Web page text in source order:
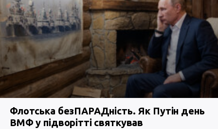
Флотська безПАРАДність. Як Путін день
ВМФ у підворітті святкував